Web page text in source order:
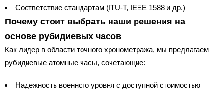
Соответствие стандартам (ITU-T, IEEE 1588 и др.)
Почему стоит выбрать наши решения на
основе рубидиевых часов
Как лидер в области точного хронометража, мы предлагаем
рубидиевые атомные часы, сочетающие:
Надежность военного уровня с доступной стоимостью